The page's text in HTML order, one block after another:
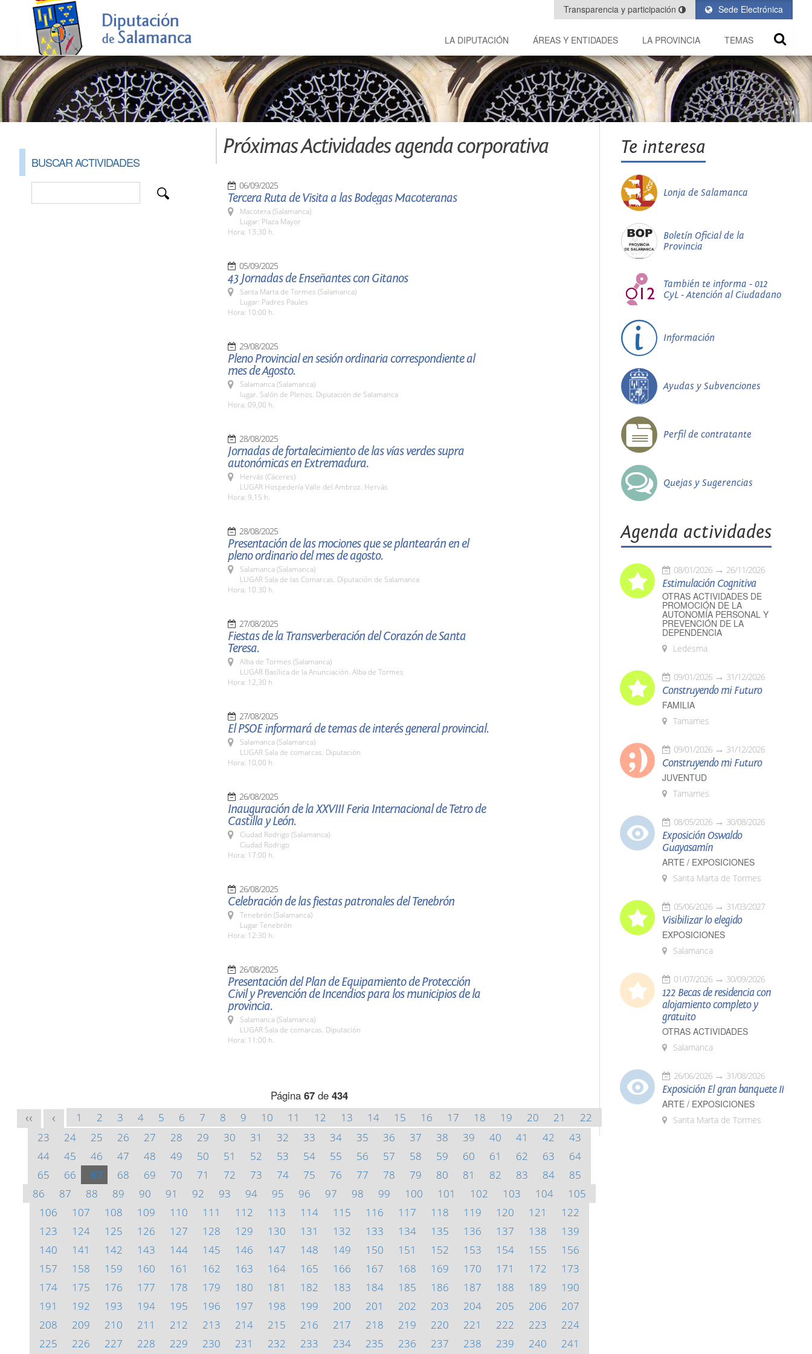
Sede Electrónica
Transparencia y participación
LA DIPUTACIÓN ÁREAS Y ENTIDADES LA PROVINCIA TEMAS
BUSCAR ACTIVIDADES
Próximas Actividades agenda corporativa
06/09/2025
Tercera Ruta de Visita a las Bodegas Macoteranas
Macotera (Salamanca)
Lugar: Plaza Mayor
Hora: 13:30 h.
05/09/2025
43 Jornadas de Enseñantes con Gitanos
Santa Marta de Tormes (Salamanca)
Lugar: Padres Paules
Hora: 10:00 h.
29/08/2025
Pleno Provincial en sesión ordinaria correspondiente al
mes de Agosto.
Salamanca (Salamanca)
lugar. Salón de Plenos. Diputación de Salamanca
Hora: 09,00 h.
28/08/2025
Jornadas de fortalecimiento de las vías verdes supra
autonómicas en Extremadura.
Hervás (Cáceres)
LUGAR Hospedería Valle del Ambroz. Hervás
Hora: 9,15 h.
28/08/2025
Presentación de las mociones que se plantearán en el
pleno ordinario del mes de agosto.
Salamanca (Salamanca)
LUGAR Sala de las Comarcas. Diputación de Salamanca
Hora: 10.30 h.
27/08/2025
Fiestas de la Transverberación del Corazón de Santa
Teresa.
Alba de Tormes (Salamanca)
LUGAR Basílica de la Anunciación. Alba de Tormes
Hora: 12,30 h
27/08/2025
El PSOE informará de temas de interés general provincial.
Salamanca (Salamanca)
LUGAR Sala de comarcas. Diputación
Hora: 10,00 h
26/08/2025
Inauguración de la XXVIII Feria Internacional de Tetro de
Castilla y León.
Ciudad Rodrigo (Salamanca)
Ciudad Rodrigo
Hora: 17:00 h.
26/08/2025
Celebración de las fiestas patronales del Tenebrón
Tenebrón (Salamanca)
Lugar Tenebrón
Hora: 12:30 h.
26/08/2025
Presentación del Plan de Equipamiento de Protección
Civil y Prevención de Incendios para los municipios de la
provincia.
Salamanca (Salamanca)
LUGAR Sala de comarcas. Diputación
Hora: 11:00 h.
Página 67 de 434
<< < 1 2 3 4 5 6 7 8 9 10 11 12 13 14 15 16 17 18 19 20 21
22
23
24 25 26 27 28 29 30 31 32 33 34 35 36 37 38 39 40 41 42
43
44
45 46 47 48 49 50 51 52 53 54 55 56 57 58 59 60 61 62 63
64
65
66 67 68 69 70 71 72 73 74 75 76 77 78 79 80 81 82 83 84
85
86
87 88 89 90 91 92 93 94 95 96 97 98 99 100 101 102 103 104
105
106
107 108 109 110 111 112 113 114 115 116 117 118 119 120 121
122
123
124 125 126 127 128 129 130 131 132 133 134 135 136 137 138
139
140
141 142 143 144 145 146 147 148 149 150 151 152 153 154 155
156
157
158 159 160 161 162 163 164 165 166 167 168 169 170 171 172
173
174
175 176 177 178 179 180 181 182 183 184 185 186 187 188 189
190
191
192 193 194 195 196 197 198 199 200 201 202 203 204 205 206
207
208
209 210 211 212 213 214 215 216 217 218 219 220 221 222 223
224
225
226 227 228 229 230 231 232 233 234 235 236 237 238 239 240 241
Te interesa
Lonja de Salamanca
Boletín Oficial de la
Provincia
También te informa - 012
CyL - Atención al Ciudadano
Información
Ayudas y Subvenciones
Perfil de contratante
Quejas y Sugerencias
Agenda actividades
08/01/2026 26/11/2026
Estimulación Cognitiva
OTRAS ACTIVIDADES DE
PROMOCIÓN DE LA
AUTONOMÍA PERSONAL Y
PREVENCIÓN DE LA
DEPENDENCIA
Ledesma
09/01/2026 31/12/2026
Construyendo mi Futuro
FAMILIA
Tamames
09/01/2026 31/12/2026
Construyendo mi Futuro
JUVENTUD
Tamames
08/05/2026 30/08/2026
Exposición Oswaldo
Guayasamín
ARTE / EXPOSICIONES
Santa Marta de Tormes
05/06/2026 31/03/2027
Visibilizar lo elegido
EXPOSICIONES
Salamanca
01/07/2026 30/09/2026
122 Becas de residencia con
alojamiento completo y
gratuito
OTRAS ACTIVIDADES
Salamanca
26/06/2026 31/08/2026
Exposición El gran banquete II
ARTE / EXPOSICIONES
Santa Marta de Tormes